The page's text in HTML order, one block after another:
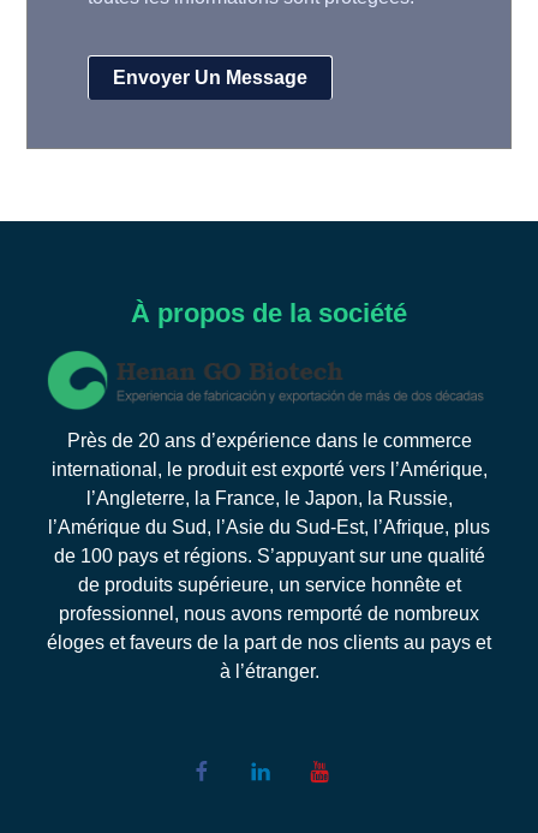
À propos de la société
Près de 20 ans d’expérience dans le commerce
international, le produit est exporté vers l’Amérique,
l’Angleterre, la France, le Japon, la Russie,
l’Amérique du Sud, l’Asie du Sud-Est, l’Afrique, plus
de 100 pays et régions. S’appuyant sur une qualité
de produits supérieure, un service honnête et
professionnel, nous avons remporté de nombreux
éloges et faveurs de la part de nos clients au pays et
à l’étranger.